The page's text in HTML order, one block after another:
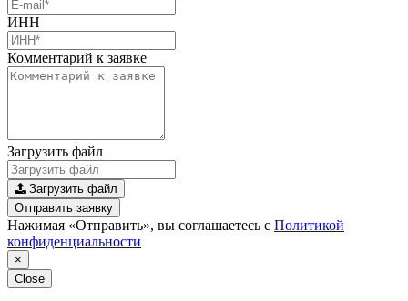
ИНН
Комментарий к заявке
Загрузить файл
Загрузить файл
Отправить заявку
Нажимая «Отправить», вы соглашаетесь с Политикой
конфиденциальности
×
Close